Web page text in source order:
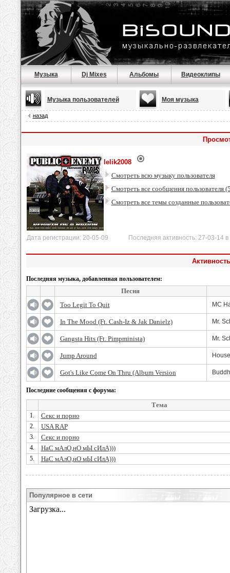
Музыка Dj Mixes Альбомы Видеоклипы
Музыка пользователей Моя музыка
назад
lelik2008
Смотреть всю музыку пользователя
Смотреть все сообщения пользователя
Смотреть все темы созданные
Дата регистрации: 20-05-09 Последняя активность: 27-03-14 в
Последняя музыка, добавленная пользователем:
Песня
Too Legit To Quit
MC
In The Mood (Ft. Cash-Iz & Jak Danielz) Mr.
Gangsta Hits (Ft. Pimpminista) Mr.
Jump Around
Got's Like Come On Thru (Album Version
Последние сообщения с форума:
Тема
1. Секс и порно
2. USA RAP
3. Секс и порно
4. НаС мАлО,нО мЫ сИлА)))
5. НаС мАлО,нО мЫ сИлА)))
Популярное в сети